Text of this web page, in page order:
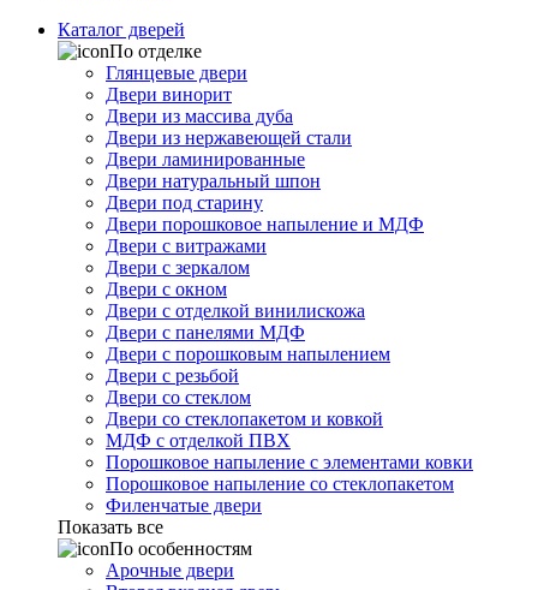
Каталог дверей
По отделке
Глянцевые двери
Двери винорит
Двери из массива дуба
Двери из нержавеющей стали
Двери ламинированные
Двери натуральный шпон
Двери под старину
Двери порошковое напыление и МДФ
Двери с витражами
Двери с зеркалом
Двери с окном
Двери с отделкой винилискожа
Двери с панелями МДФ
Двери с порошковым напылением
Двери с резьбой
Двери со стеклом
Двери со стеклопакетом и ковкой
МДФ с отделкой ПВХ
Порошковое напыление с элементами ковки
Порошковое напыление со стеклопакетом
Филенчатые двери
Показать все
По особенностям
Арочные двери